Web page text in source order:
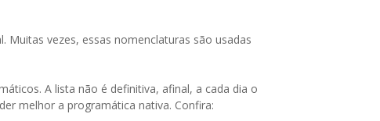
vezes, essas nomenclaturas são usadas
A lista não é definitiva, afinal, a cada dia o
melhor a programática nativa. Confira: